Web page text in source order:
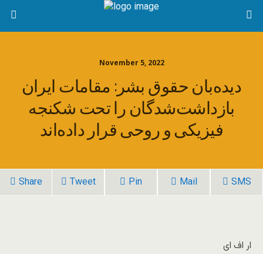
November 5, 2022
دیده‌بان حقوق بشر: مقامات ایران
بازداشت‌شدگان را تحت شکنجه
فیزیکی و روحی قرار داده‌اند
Share Tweet Pin Mail SMS
ار اف ای